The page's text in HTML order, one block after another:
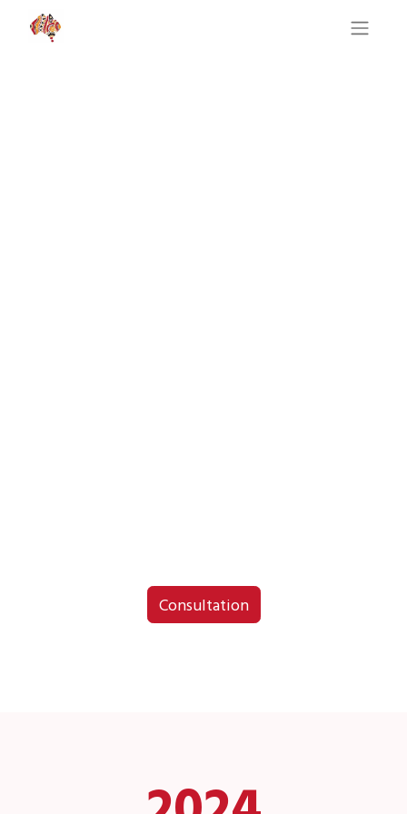
Consultation